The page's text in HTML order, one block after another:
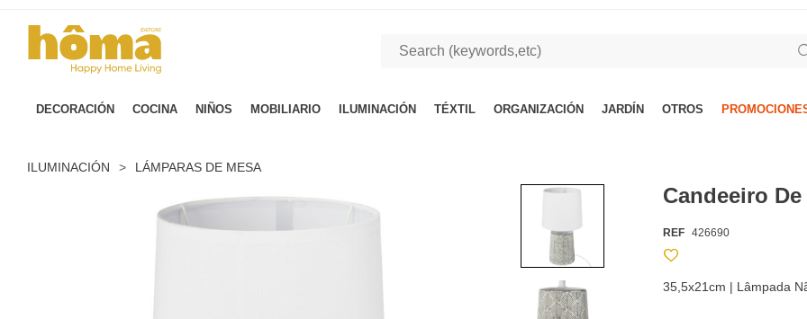
DECORACIÓN COCINA NIÑOS MOBILIARIO ILUMINACIÓN TÉXTIL ORGANIZACIÓN JARDÍN OTROS
ILUMINACIÓN > LÁMPARAS DE MESA
Candeeiro
REF 426690
35,5x21cm | Lâmpada